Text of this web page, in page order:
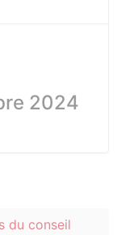
2024
du conseil